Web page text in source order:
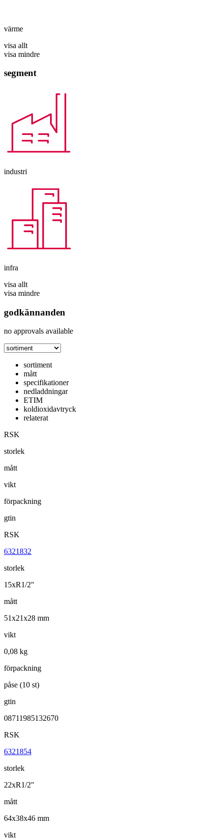
värme
visa allt
visa mindre
segment
industri
infra
visa allt
visa mindre
godkännanden
no approvals available
sortiment
mått
specifikationer
nedladdningar
ETIM
koldioxidavtryck
relaterat
RSK
storlek
mått
vikt
förpackning
gtin
RSK
6321832
storlek
15xR1/2"
mått
51x21x28 mm
vikt
0,08 kg
förpackning
påse (10 st)
gtin
08711985132670
RSK
6321854
storlek
22xR1/2"
mått
64x38x46 mm
vikt